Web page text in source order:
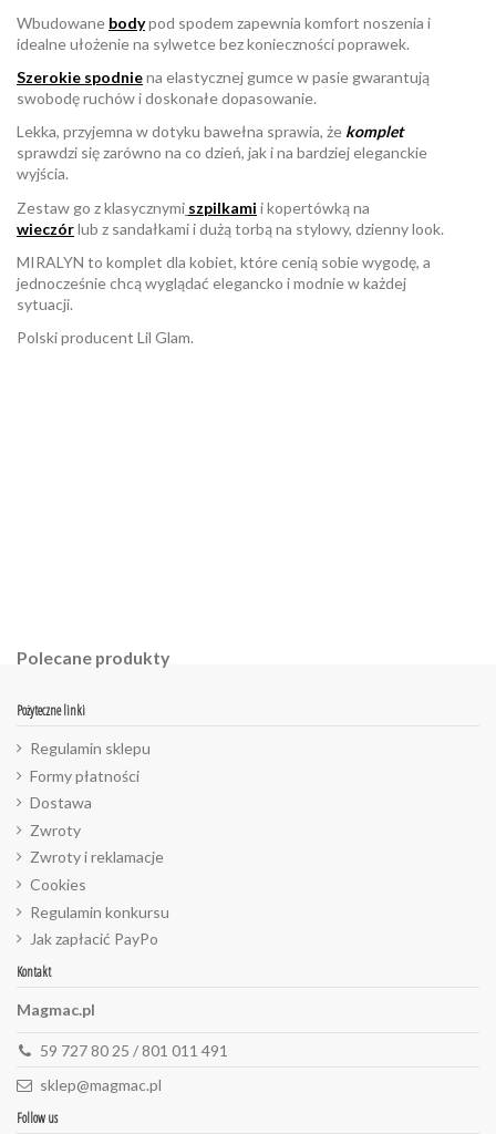
Wbudowane bodypod spodem zapewnia komfort noszenia i
idealne ułożenie na sylwetce bez konieczności poprawek.
Szerokie spodniena elastycznej gumce w pasie gwarantują
swobodę ruchów i doskonałe dopasowanie.
Lekka, przyjemna w dotyku bawełna sprawia, że komplet
sprawdzi się zarówno na co dzień, jak i na bardziej eleganckie
wyjścia.
Zestaw go z klasycznymi szpilkami i kopertówką na
wieczórlub z sandałkami i dużą torbą na stylowy, dzienny look.
MIRALYN to komplet dla kobiet, które cenią sobie wygodę, a
jednocześnie chcą wyglądać elegancko i modnie w każdej
sytuacji.
Polski producent Lil Glam.
Polecane produkty
Pożyteczne linki
Regulamin sklepu
Formy płatności
Dostawa
Zwroty
Zwroty i reklamacje
Cookies
Regulamin konkursu
Jak zapłacić PayPo
Kontakt
Magmac.pl
59 727 80 25 / 801 011 491
sklep@magmac.pl
Follow us